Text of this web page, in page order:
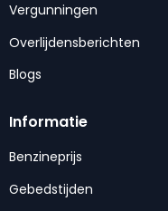
Vergunningen
Overlijdensberichten
Blogs
Informatie
Benzineprijs
Gebedstijden